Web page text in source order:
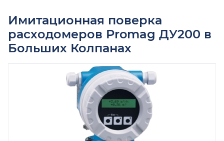
Имитационная поверка
расходомеров Promag ДУ200 в
Больших Колпанах